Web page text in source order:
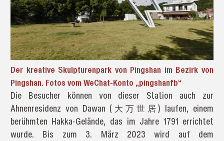
Der kreative Skulpturenpark von Pingshan im Bezirk von
Pingshan. Fotos vom WeChat-Konto „pingshanfb“
Die Besucher können von dieser Station auch zur
Ahnenresidenz von Dawan (大万世居) laufen, einem
berühmten Hakka-Gelände, das im Jahre 1791 errichtet
wurde. Bis zum 3. März 2023 wird auf dem